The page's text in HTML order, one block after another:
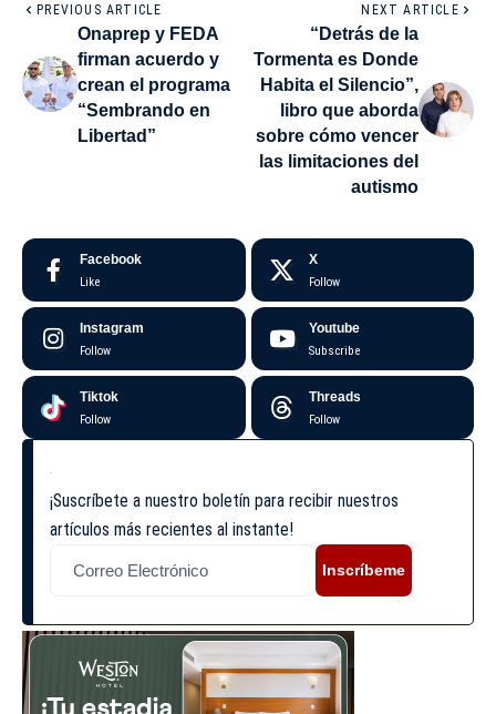
PREVIOUS ARTICLE
Onaprep y FEDA
firman acuerdo y
crean el programa
“Sembrando en
Libertad”
NEXT ARTICLE
“Detrás de la
Tormenta es Donde
Habita el Silencio”,
libro que aborda
sobre cómo vencer
las limitaciones del
autismo
Facebook
Like
X
Follow
Instagram
Follow
Youtube
Subscribe
Tiktok
Follow
Threads
Follow
¡Suscríbete a nuestro boletín para recibir nuestros
artículos más recientes al instante!
Inscríbeme